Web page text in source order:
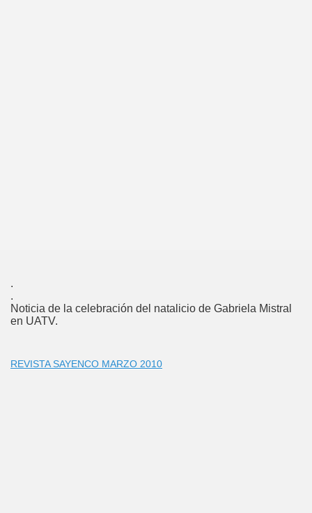
.
.
Noticia de la celebración del natalicio de Gabriela Mistral
en UATV.
REVISTA SAYENCO MARZO 2010